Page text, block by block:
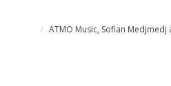
ATMO Music, Sofian